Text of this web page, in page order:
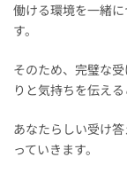
働ける環境を一緒
す。
そのため、完璧な
りと気持ちを伝え
あなたらしい受け
っていきます。